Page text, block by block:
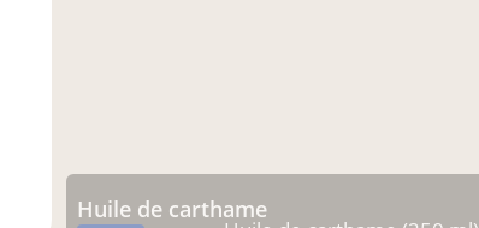
huile de carthame